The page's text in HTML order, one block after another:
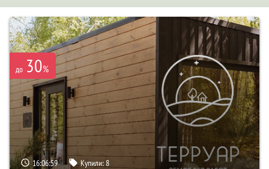
до 30%
16:06:58 Купили:8